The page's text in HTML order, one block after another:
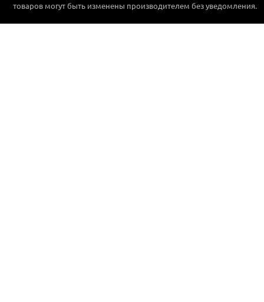
товаров могут быть изменены производителем без уведомления.